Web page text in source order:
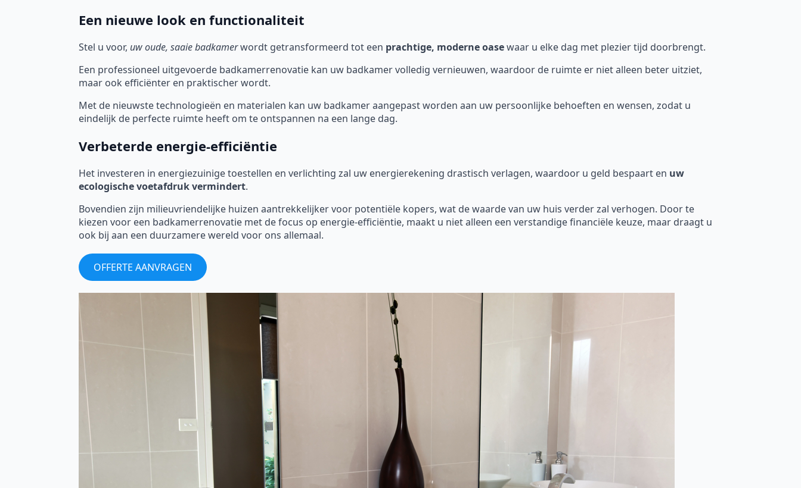
Een nieuwe look en functionaliteit
Stel u voor, uw oude, saaie badkamerwordt getransformeerd tot een prachtige, moderne oasewaar u elke dag met plezier tijd doorbrengt.
Een professioneel uitgevoerde badkamerrenovatie kan uw badkamer volledig vernieuwen, waardoor de ruimte er niet alleen beter uitziet,
maar ook efficiënter en praktischer wordt.
Met de nieuwste technologieën en materialen kan uw badkamer aangepast worden aan uw persoonlijke behoeften en wensen, zodat u
eindelijk de perfecte ruimte heeft om te ontspannen na een lange dag.
Verbeterde energie-efficiëntie
Het investeren in energiezuinige toestellen en verlichting zal uw energierekening drastisch verlagen, waardoor u geld bespaart en uw
ecologische voetafdruk vermindert.
Bovendien zijn milieuvriendelijke huizen aantrekkelijker voor potentiële kopers, wat de waarde van uw huis verder zal verhogen. Door te
kiezen voor een badkamerrenovatie met de focus op energie-efficiëntie, maakt u niet alleen een verstandige financiële keuze, maar draagt u
ook bij aan een duurzamere wereld voor ons allemaal.
OFFERTE AANVRAGEN